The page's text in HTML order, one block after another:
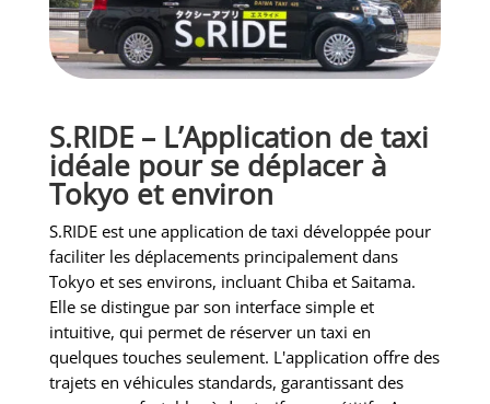
S.RIDE – L’Application de taxi
idéale pour se déplacer à
Tokyo et environ
S.RIDE est une application de taxi développée pour
faciliter les déplacements principalement dans
Tokyo et ses environs, incluant Chiba et Saitama.
Elle se distingue par son interface simple et
intuitive, qui permet de réserver un taxi en
quelques touches seulement. L'application offre des
trajets en véhicules standards, garantissant des